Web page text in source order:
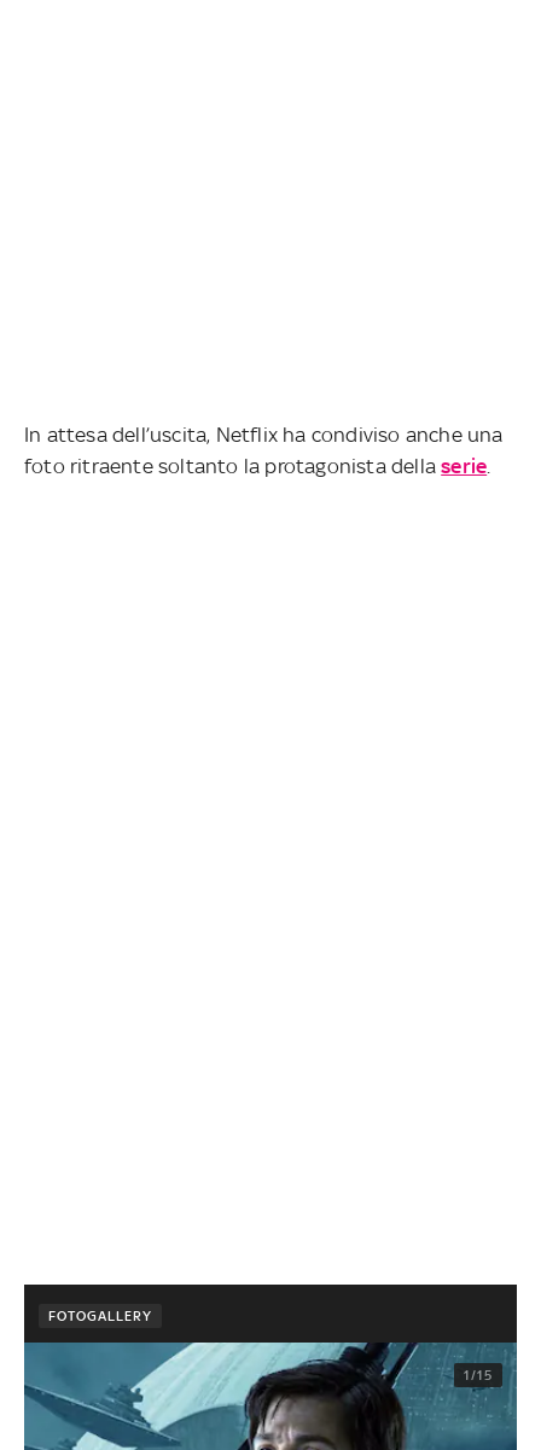
In attesa dell’uscita, Netflix ha condiviso anche una
foto ritraente soltanto la protagonista dellaserie
FOTOGALLERY
1/15